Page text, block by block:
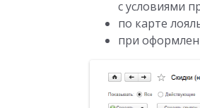
с условиями
по карте
при